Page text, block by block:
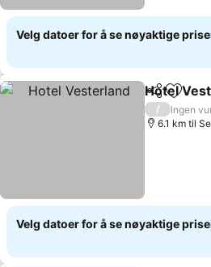
Velg datoer for å se nøyaktige
Del Legg
Hotel
/
Ingen
6.1 km til
Velg datoer for å se nøyaktige